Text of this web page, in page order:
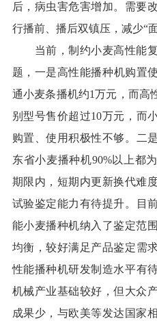
后，病虫害危害增加。需要
行播前、播后双镇压，减少“面
当前，制约小麦高性能
题 ， 一是高性能播种机购置
通小麦条播机约1万元，而高
别型号售价超过10万元，而
购置、使用积极性不够。
二是
东省小麦播种机90%以上都为
期限内，短期内更新换代难度
试验鉴定能力有待提升。 目
能小麦播种机纳入了鉴定范
均衡，较好满足产品鉴定需求
性能播种机研发制造水平有
机械产业基础较好，但大众
成果少，与欧美等发达国家